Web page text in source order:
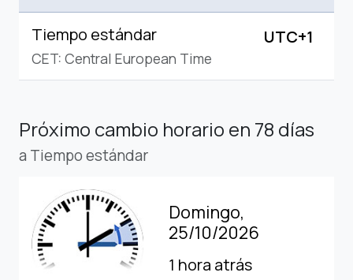
Tiempo estándar
CET: Central European Time
UTC+1
Próximo cambio horario en 78 días
a Tiempo estándar
Domingo,
25/10/2026
1 hora atrás